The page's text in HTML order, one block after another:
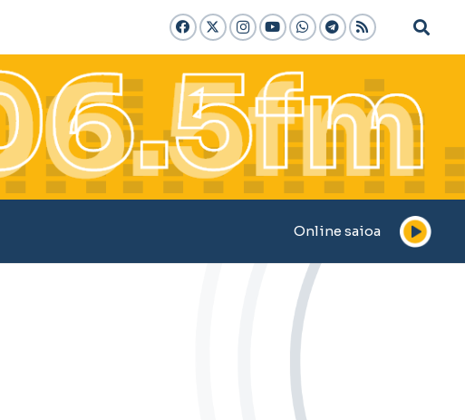
Online saioa